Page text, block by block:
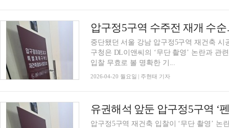
중단됐던 서울 강남 압구정5구역 재건축
구청은 DL이앤씨의 ‘무단 촬영’ 논란과 관
입찰 무효로 볼 명확한 기...
2026-04-20 월요일 | 주현태 기자
압구정5구역 재건축 입찰이 ‘무단 촬영’